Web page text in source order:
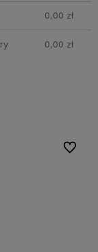
0,00 zł
0,00 zł
Do
Do